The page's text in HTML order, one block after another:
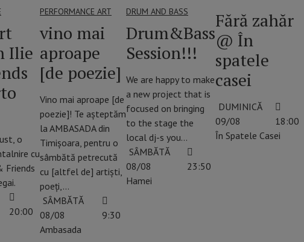
Ilie
o
cu
Friends
20:00
PERFORMANCE ART
vino mai
aproape
[de poezie]
Vino mai aproape [de
poezie]! Te așteptăm
la AMBASADA din
Timișoara, pentru o
sâmbătă petrecută
cu [altfel de] artiști,
poeți,…
SÂMBĂTĂ
08/08
9:30
Ambasada
DRUM AND BASS
Drum&Bass
Session!!!
We are happy to make
a new project that is
focused on bringing
to the stage the
local dj-s you…
SÂMBĂTĂ
08/08
23:50
Hamei
Fără zahăr
@ În
spatele
casei
DUMINICĂ
09/08
18:00
În Spatele Casei